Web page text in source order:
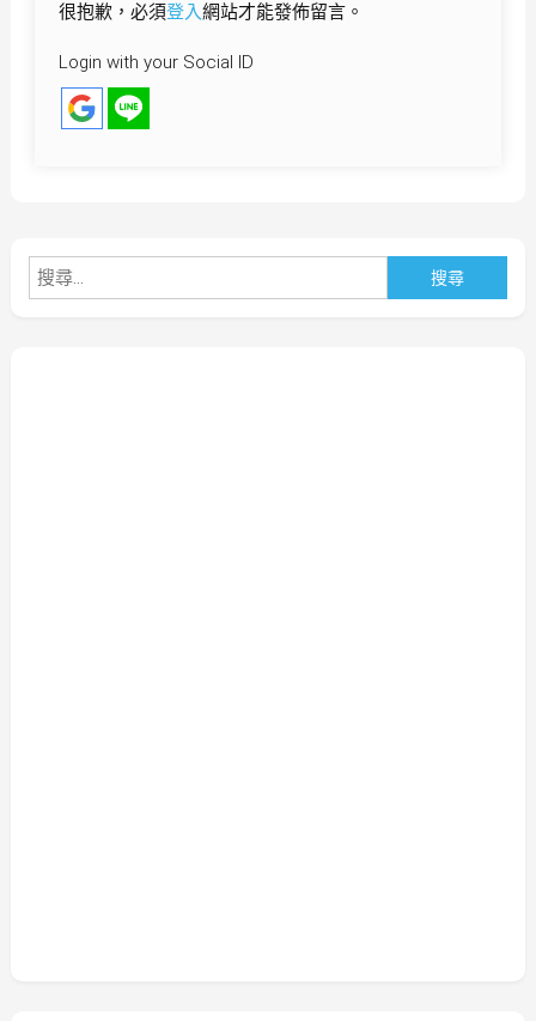
很抱歉，必須登入網站才能發佈留言。
Login with your Social ID
尋